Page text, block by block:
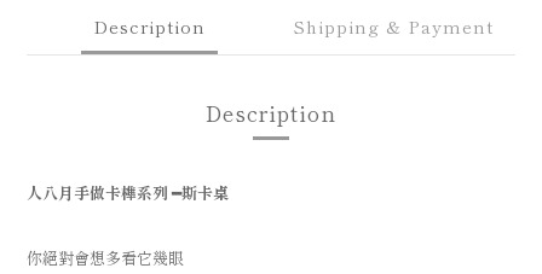
Description Shipping & Payment
Description
人八月手做卡榫系列 ━斯卡桌
你絕對會想多看它幾眼